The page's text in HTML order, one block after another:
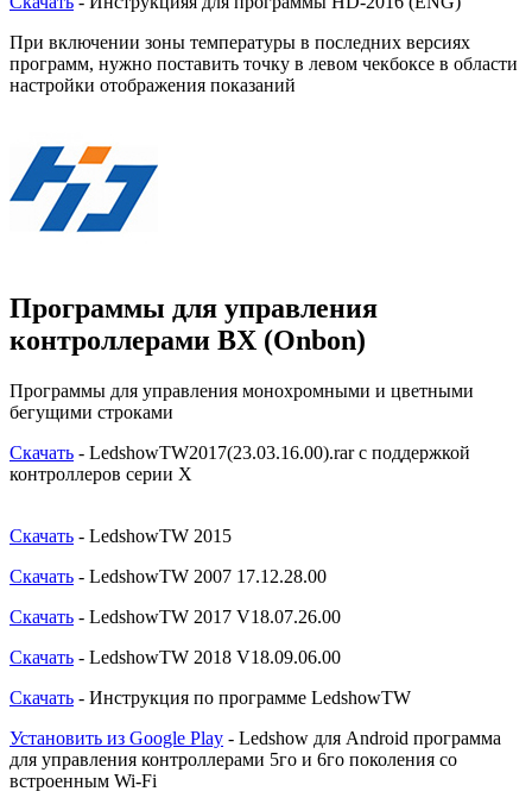
При включении зоны температуры в последних версиях
программ, нужно поставить точку в левом чекбоксе в области
настройки отображения показаний
Программы для управления
контроллерами BX (Onbon)
Программы для управления монохромными и цветными
бегущими строками
Скачать - LedshowTW2017(23.03.16.00).rar с поддержкой
контроллеров серии X
Скачать - LedshowTW 2015
Скачать - LedshowTW 2007 17.12.28.00
Скачать - LedshowTW 2017 V18.07.26.00
Скачать - LedshowTW 2018 V18.09.06.00
Скачать - Инструкция по программе LedshowTW
Установить из Google Play - Ledshow для Android программа
для управления контроллерами 5го и 6го поколения со
встроенным Wi-Fi